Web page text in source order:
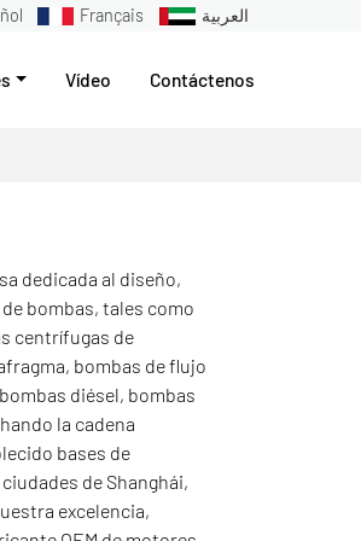
Français العربية
Vídeo Contáctenos
dedicada al diseño,
bombas, tales como
centrífugas de
bombas de flujo
diésel, bombas
la cadena
bases de
de Shanghái,
excelencia,